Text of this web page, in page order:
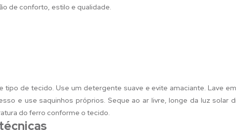
de conforto, estilo e qualidade.
tipo de tecido. Use um detergente suave e evite amaciante. Lave
e use saquinhos próprios. Seque ao ar livre, longe da luz solar
do ferro conforme o tecido.